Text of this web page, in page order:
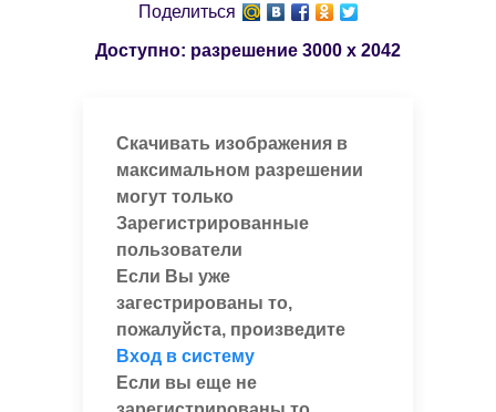
Поделиться
Доступно: разрешение 3000 x 2042
Скачивать изображения в
максимальном разрешении
могут только
Зарегистрированные
пользователи
Если Вы уже
загестрированы то,
пожалуйста, произведите
Вход в систему
Если вы еще не